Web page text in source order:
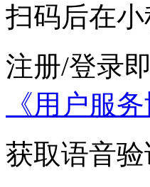
扫码后在
注册/登录
《用户服务
获取语音